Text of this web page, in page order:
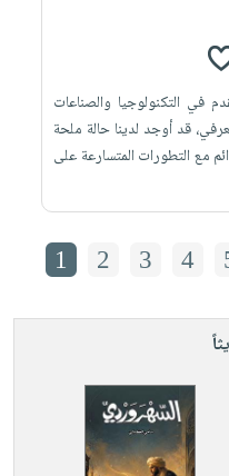
في التكنولوجيا والصناعات
قد أوجد لدينا حالة ملحة
مع التطورات المتسارعة على
1 2 3 4